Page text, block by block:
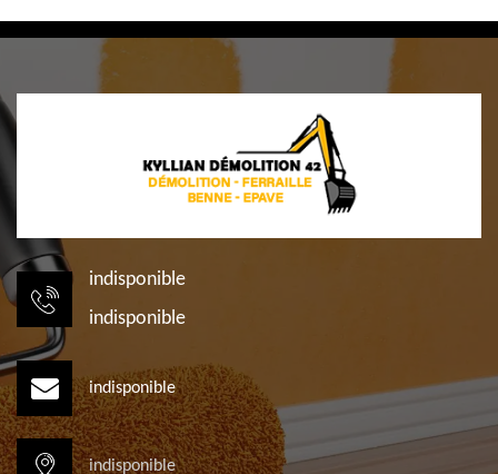
indisponible
indisponible
indisponible
indisponible